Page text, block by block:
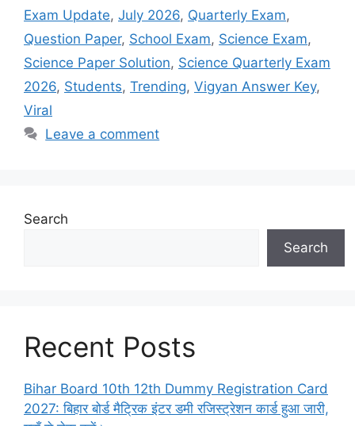
Exam Update, July 2026, Quarterly Exam,
Question Paper, School Exam, Science Exam,
Science Paper Solution, Science Quarterly Exam
2026, Students, Trending, Vigyan Answer Key,
Viral
Leave a comment
Search
Search
Recent Posts
Bihar Board 10th 12th Dummy Registration Card
2027: बिहार बोर्ड मैट्रिक इंटर डमी रजिस्ट्रेशन कार्ड हुआ जारी,